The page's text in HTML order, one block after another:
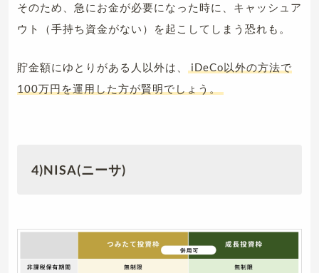
そのため、急にお金が必要になった時に、キャッシュア
ウト（手持ち資金がない）を起こしてしまう恐れも。
貯金額にゆとりがある人以外は、
iDeCo以外の方法で
100万円を運用した方が賢明でしょう。
4)NISA(ニーサ)